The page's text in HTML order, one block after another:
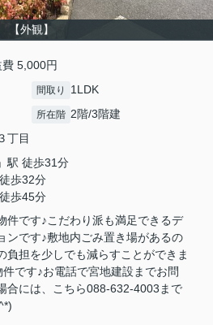
【外観】
5,000円
間取り 1LDK
所在階 2階/3階建
丁目
」駅 徒歩31分
歩32分
歩45分
件です♪こだわり派も満足できるデ
ンです♪敷地内ごみ置き場があるの
負担を少しでも減らすことができま
です♪お電話で宮地建設までお問
合には、こちら088-632-4003まで